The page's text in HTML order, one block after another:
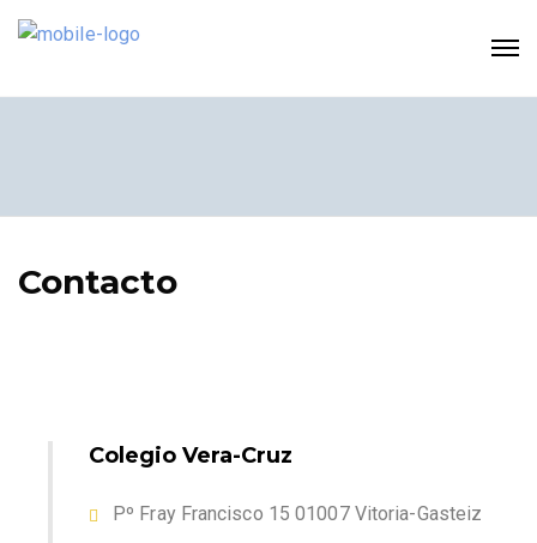
Contacto
Colegio Vera-Cruz
Pº Fray Francisco 15 01007 Vitoria-Gasteiz